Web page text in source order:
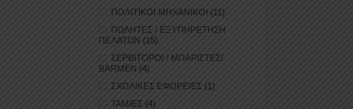
ΠΟΛΙΤΙΚΟΙ ΜΗΧΑΝΙΚΟΙ (11)
ΠΩΛΗΤΕΣ / ΕΞΥΠΗΡΕΤΗΣΗ
ΠΕΛΑΤΩΝ (15)
ΣΕΡΒΙΤΟΡΟΙ / ΜΠΑΡΙΣΤΕΣ/
BARMEN (4)
ΣΧΟΛΙΚΕΣ ΕΦΟΡΕΙΕΣ (1)
ΤΑΜΙΕΣ (4)